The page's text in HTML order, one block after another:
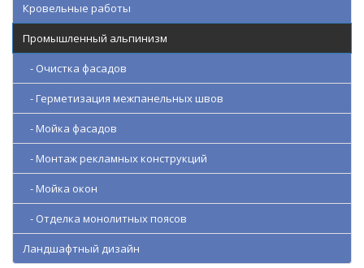
Кровельные работы
Промышленный альпинизм
- Очистка фасадов
- Герметизация межпанельных швов
- Мойка фасадов
- Монтаж рекламных конструкций
- Мойка окон
- Отделка монолитных поясов
Ландшафтный дизайн